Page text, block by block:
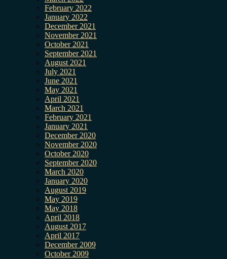
February 2022
January 2022
December 2021
November 2021
October 2021
September 2021
August 2021
July 2021
June 2021
May 2021
April 2021
March 2021
February 2021
January 2021
December 2020
November 2020
October 2020
September 2020
March 2020
January 2020
August 2019
May 2019
May 2018
April 2018
August 2017
April 2017
December 2009
October 2009